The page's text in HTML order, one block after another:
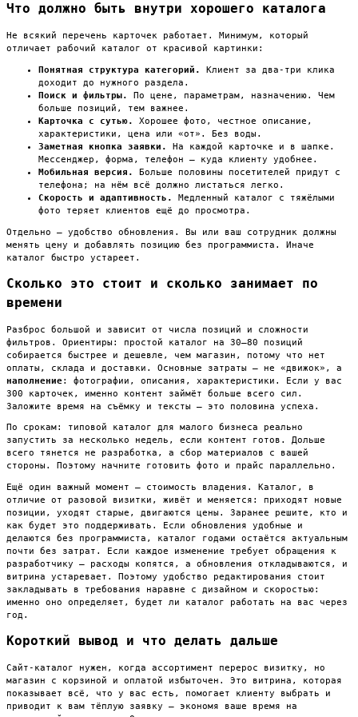
Что должно быть внутри хорошего каталога
Не всякий перечень карточек работает. Минимум, который
отличает рабочий каталог от красивой картинки:
Понятная структура категорий.
Клиент за два-три клика
доходит до нужного раздела.
Поиск и фильтры.
По цене, параметрам, назначению. Чем
больше позиций, тем важнее.
Карточка с сутью.
Хорошее фото, честное описание,
характеристики, цена или «от». Без воды.
Заметная кнопка заявки.
На каждой карточке и в шапке.
Мессенджер, форма, телефон — куда клиенту удобнее.
Мобильная версия.
Больше половины посетителей придут с
телефона; на нём всё должно листаться легко.
Скорость и адаптивность.
Медленный каталог с тяжёлыми
фото теряет клиентов ещё до просмотра.
Отдельно — удобство обновления. Вы или ваш сотрудник должны
менять цену и добавлять позицию без программиста. Иначе
каталог быстро устареет.
Сколько это стоит и сколько занимает по
времени
Разброс большой и зависит от числа позиций и сложности
фильтров. Ориентиры: простой каталог на 30–80 позиций
собирается быстрее и дешевле, чем магазин, потому что нет
оплаты, склада и доставки. Основные затраты — не «движок», а
наполнение: фотографии, описания, характеристики. Если у вас
300 карточек, именно контент займёт больше всего сил.
Заложите время на съёмку и тексты — это половина успеха.
По срокам: типовой каталог для малого бизнеса реально
запустить за несколько недель, если контент готов. Дольше
всего тянется не разработка, а сбор материалов с вашей
стороны. Поэтому начните готовить фото и прайс параллельно.
Ещё один важный момент — стоимость владения. Каталог, в
отличие от разовой визитки, живёт и меняется: приходят новые
позиции, уходят старые, двигаются цены. Заранее решите, кто и
как будет это поддерживать. Если обновления удобные и
делаются без программиста, каталог годами остаётся актуальным
почти без затрат. Если каждое изменение требует обращения к
разработчику — расходы копятся, а обновления откладываются, и
витрина устаревает. Поэтому удобство редактирования стоит
закладывать в требования наравне с дизайном и скоростью:
именно оно определяет, будет ли каталог работать на вас через
год.
Короткий вывод и что делать дальше
Сайт-каталог нужен, когда ассортимент перерос визитку, но
магазин с корзиной и оплатой избыточен. Это витрина, которая
показывает всё, что у вас есть, помогает клиенту выбрать и
приводит к вам тёплую заявку — экономя ваше время на